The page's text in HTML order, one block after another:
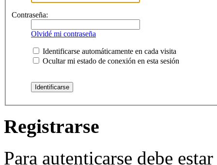
Contraseña:
Olvidé mi contraseña
Identificarse automáticamente en cada visita
Ocultar mi estado de conexión en esta sesión
Registrarse
Para autenticarse debe